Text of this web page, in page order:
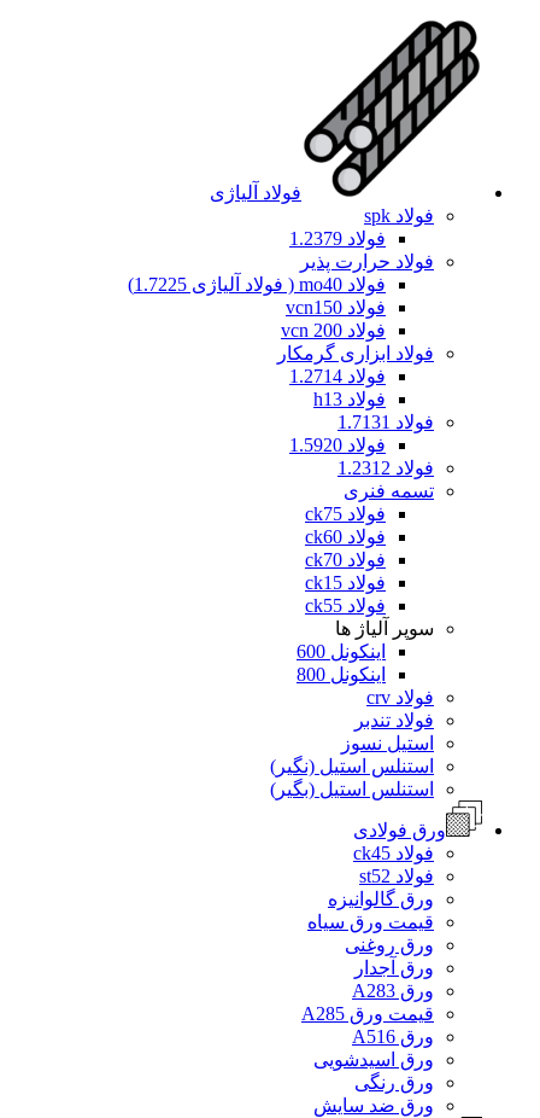
فولاد آلیاژی
فولاد spk
فولاد 1.2379
فولاد حرارت پذیر
فولاد mo40 ( فولاد آلیاژی 1.7225)
فولاد vcn150
فولاد vcn 200
فولاد ابزاری گرمکار
فولاد 1.2714
فولاد h13
فولاد 1.7131
فولاد 1.5920
فولاد 1.2312
تسمه فنری
فولاد ck75
فولاد ck60
فولاد ck70
فولاد ck15
فولاد ck55
سوپر آلیاژ ها
اینکونل 600
اینکونل 800
فولاد crv
فولاد تندبر
استیل نسوز
استنلس استیل (نگیر)
استنلس استیل (بگیر)
ورق فولادی
فولاد ck45
فولاد st52
ورق گالوانیزه
قیمت ورق سیاه
ورق روغنی
ورق آجدار
ورق A283
قیمت ورق A285
ورق A516
ورق اسیدشویی
ورق رنگی
ورق ضد سایش